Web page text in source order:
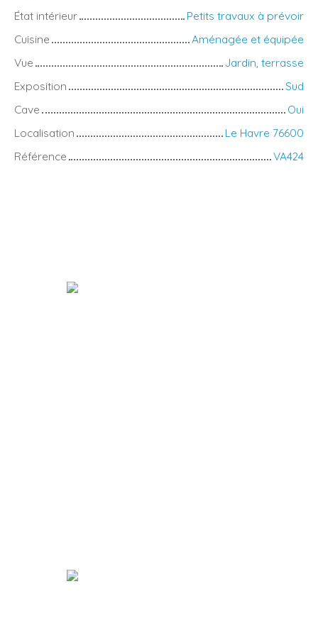
État intérieur
Petits travaux à prévoir
Cuisine
Aménagée et équipée
Vue
Jardin, terrasse
Exposition
Sud
Cave
Oui
Localisation
Le Havre 76600
Référence
VA424